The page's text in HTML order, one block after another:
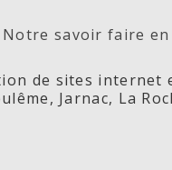
Les
Notre savoir faire en
de sites internet
Jarnac, La